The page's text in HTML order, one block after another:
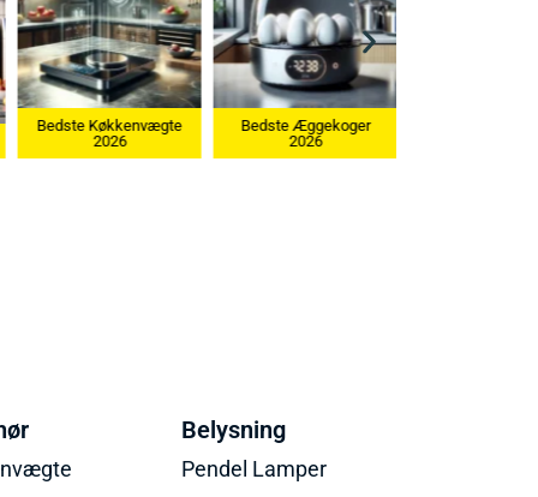
Bedste Køkkenvægte
2026
Bedste Æggekoger
2026
Belysning
Pendel Lamper